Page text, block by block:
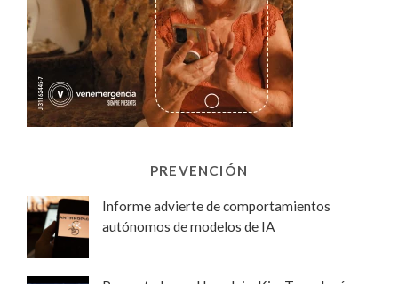
PREVENCIÓN
Informe advierte de comportamientos
autónomos de modelos de IA